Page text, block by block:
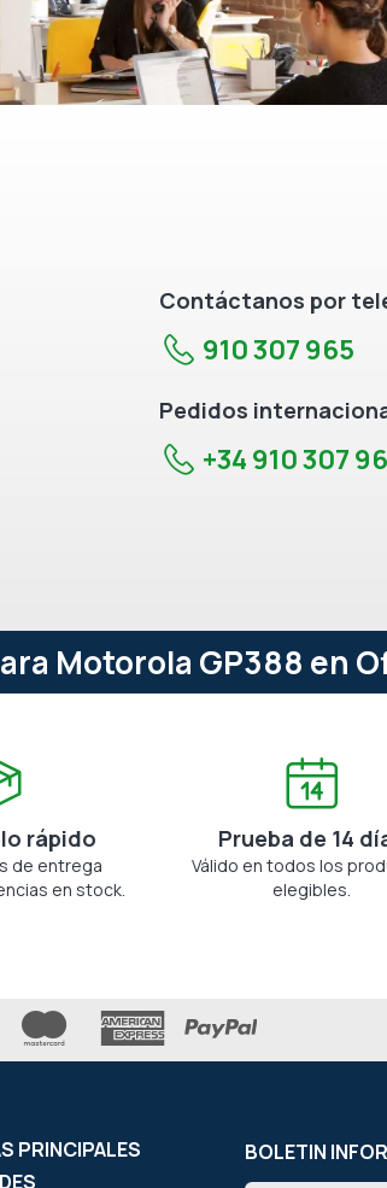
Contáctanos por
910 307 965
Pedidos
+34 910 307
Motorola GP388 en
rápido
de entrega
en stock.
Prueba de 14
Válido en todos los
elegibles.
PRINCIPALES
BOLETIN